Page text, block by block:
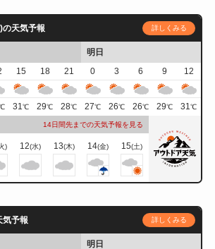
の天気予報 詳しくみる
明日
15 18 21 0 3 6 9
12
31℃ 29℃ 28℃ 27℃ 26℃ 26℃ 29℃ 31℃
14日間先までの天気予報を見る
) 12(水) 13(木) 14(金) 15(土)
気予報 詳しくみる
明日